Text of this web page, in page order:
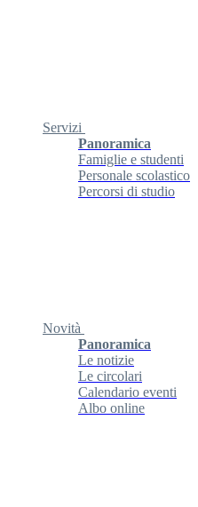
Servizi
Panoramica
Famiglie e studenti
Personale scolastico
Percorsi di studio
Novità
Panoramica
Le notizie
Le circolari
Calendario eventi
Albo online